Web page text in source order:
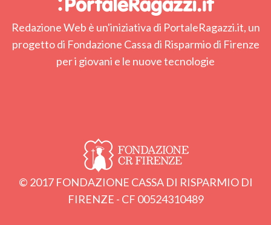
Redazione Web è un'iniziativa di PortaleRagazzi.it, un
progetto di Fondazione Cassa di Risparmio di Firenze
per i giovani e le nuove tecnologie
© 2017 FONDAZIONE CASSA DI RISPARMIO DI
FIRENZE - CF 00524310489